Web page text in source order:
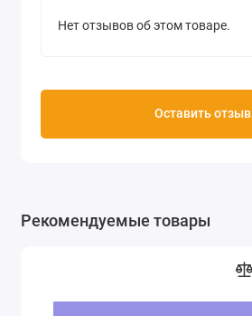
Нет отзывов об этом товаре.
Оставить отзыв
Рекомендуемые товары